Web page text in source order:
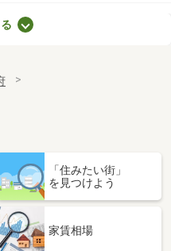
下る天使突抜１丁目
都市下京区東中筋通松原下る
１丁目
「住みたい街」
を見つけよう
家賃相場